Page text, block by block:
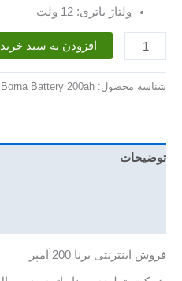
ولتاژ باتری: 12 ولت
باتری
200
افزودن به سبد خرید
شناسه محصول: Borna Battery 200ah
توضیحات
فروش اینترنتی برنا 200 آمپر